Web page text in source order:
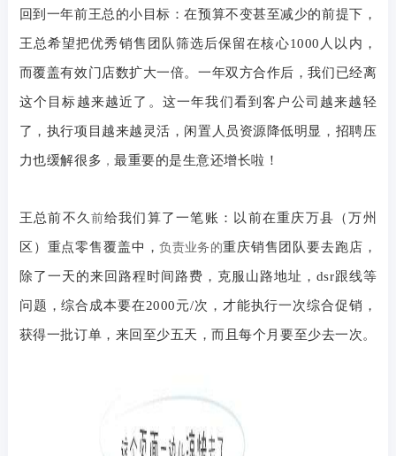
回到一年前王总的小目标：在预算不变甚至减少的前提下，
王总希望把优秀销售团队筛选后保留在核心1000 人以内，
而覆盖有效门店数扩大一倍。一年双方合作后，我们已经离
这个目标越来越近了。这一年我们看到客户公司越来越轻
了，执行项目越来越灵活，闲置人员资源降低明显，招聘压
力也缓解很多 ，最重要的是生意还增长啦！
王总前不久前给我们算了一笔账：以前在重庆万县（万州
区）重点零售覆盖中，负责业务的重庆销售团队要去跑店，
除了一天的来回路程时间路费，克服山路地址， dsr跟线等
问题，综合成本要在2000元/次，才能执行一次综合促销，
获得一批订单，来回至少五天，而且每个月要至少去一次。